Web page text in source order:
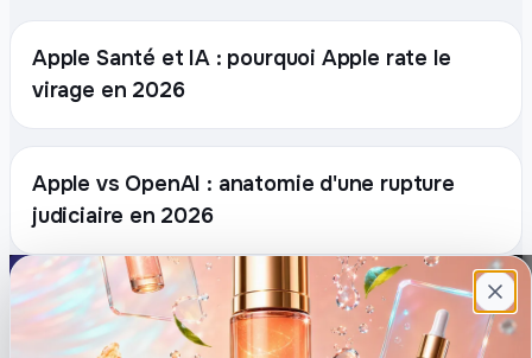
Apple Santé et IA : pourquoi Apple rate le
virage en 2026
Apple vs OpenAI : anatomie d'une rupture
judiciaire en 2026
Plateforme française de création de
contenu avec l’IA. Demandez, Roboto crée.